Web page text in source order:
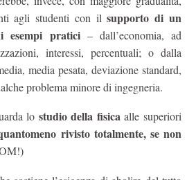
agli studenti con ilsupporto di un
esempi pratici– dall’economia, ad
interessi, percentuali; o dalla
media pesata, deviazione standard,
problema minore di ingegneria.
lo studio della fisicaalle superiori
rivisto totalmente, se non